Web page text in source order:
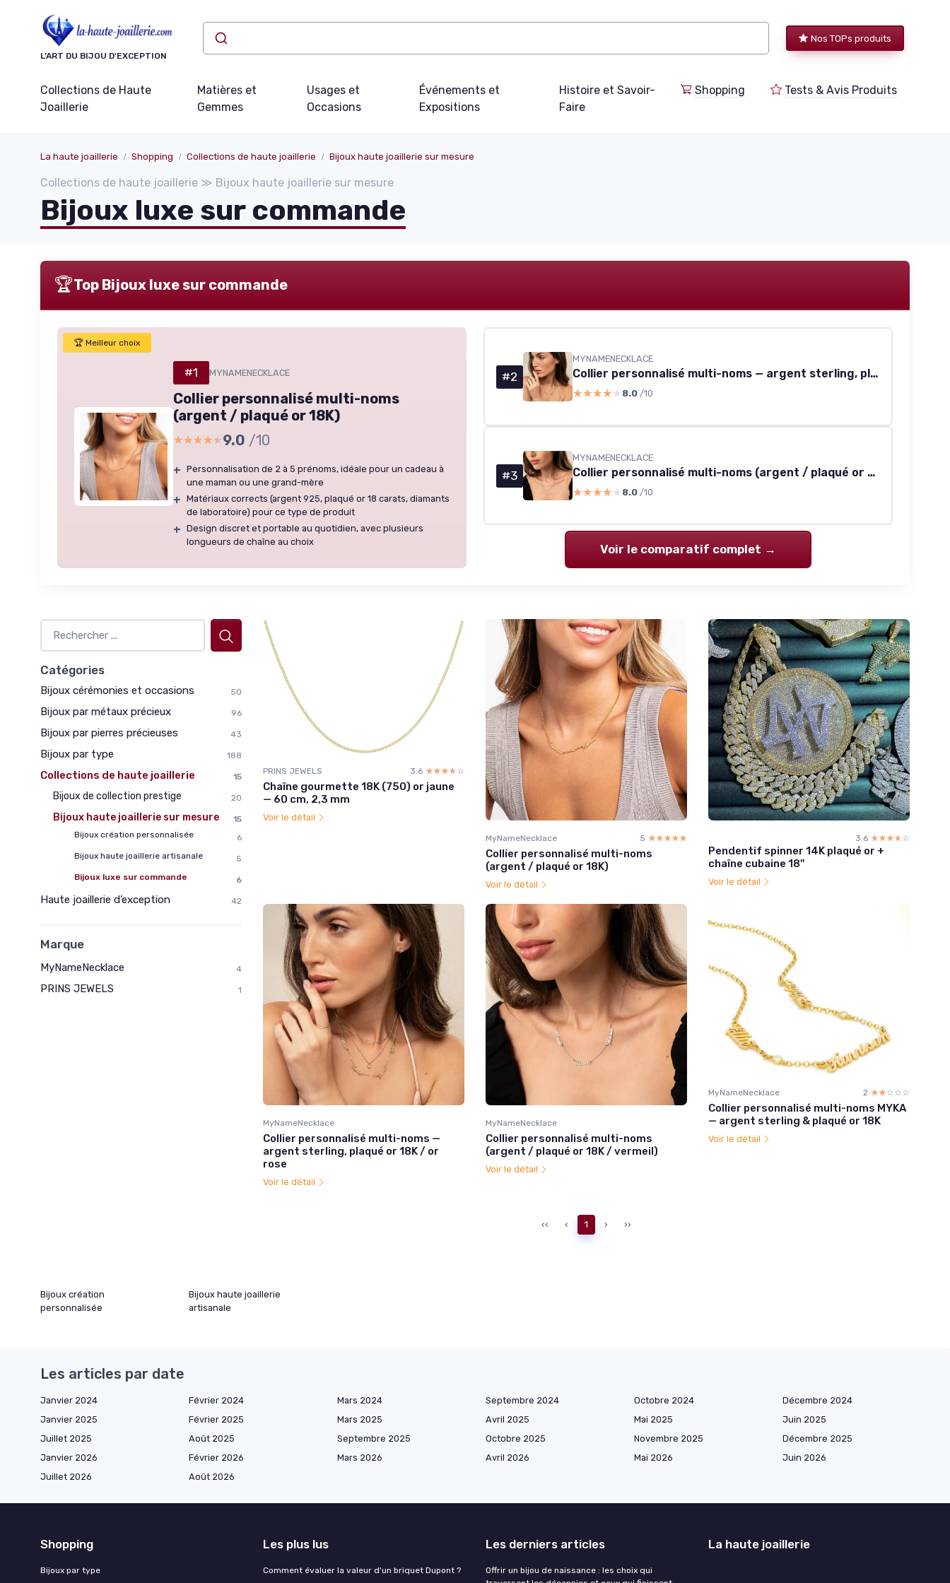
L’ART DU BIJOU D’EXCEPTION
Nos TOPs produits
Collections de Haute
Joaillerie
Matières et
Gemmes
Usages et
Occasions
Événements et
Expositions
Histoire et Savoir-
Faire
Shopping Tests & Avis Produits
La haute joaillerie Shopping Collections de haute joaillerie Bijoux haute joaillerie sur mesure
Collections de haute joaillerie ≫ Bijoux haute joaillerie sur mesure
Bijoux luxe sur commande
🏆Top Bijoux luxe sur commande
🏆 Meilleur choix
#1 MYNAMENECKLACE
Collier personnalisé multi-noms
(argent / plaqué or 18K)
★★★★★
★★★★★9.0 /10
+ Personnalisation de 2 à 5 prénoms, idéale pour un cadeau à
une maman ou une grand-mère
+ Matériaux corrects (argent 925, plaqué or 18 carats, diamants
de laboratoire) pour ce type de produit
+ Design discret et portable au quotidien, avec plusieurs
longueurs de chaîne au choix
#2
MYNAMENECKLACE
Collier personnalisé multi-noms — argent sterling, plaqué or 18K / or rose
★★★★★
★★★★★ 8.0 /10
#3
MYNAMENECKLACE
Collier personnalisé multi-noms (argent / plaqué or 18K / vermeil)
★★★★★
★★★★★ 8.0 /10
Voir le comparatif complet →
Catégories
Bijoux cérémonies et occasions 50
Bijoux par métaux précieux 96
Bijoux par pierres précieuses 43
Bijoux par type 188
Collections de haute joaillerie 15
Bijoux de collection prestige 20
Bijoux haute joaillerie sur mesure
15
Bijoux création personnalisée
6
Bijoux haute joaillerie artisanale
5
Bijoux luxe sur commande
6
Haute joaillerie d’exception 42
Marque
MyNameNecklace 4
PRINS JEWELS 1
PRINS JEWELS 3.6 ☆☆☆☆☆
★★★★★
Chaîne gourmette 18K (750) or jaune
— 60 cm, 2,3 mm
Voir le détail
MyNameNecklace 5 ☆☆☆☆☆
★★★★★
Collier personnalisé multi-noms
(argent / plaqué or 18K)
Voir le détail
3.6 ☆☆☆☆☆
★★★★★
Pendentif spinner 14K plaqué or +
chaîne cubaine 18''
Voir le détail
MyNameNecklace
Collier personnalisé multi-noms —
argent sterling, plaqué or 18K / or
rose
Voir le détail
MyNameNecklace
Collier personnalisé multi-noms
(argent / plaqué or 18K / vermeil)
Voir le détail
MyNameNecklace 2 ☆☆☆☆☆
★★★★★
Collier personnalisé multi-noms MYKA
— argent sterling & plaqué or 18K
Voir le détail
‹‹ ‹ 1 › ››
Bijoux création
personnalisée
Bijoux haute joaillerie
artisanale
Les articles par date
Janvier 2024 Février 2024 Mars 2024 Septembre 2024 Octobre 2024
Décembre 2024
Janvier 2025
Février 2025 Mars 2025 Avril 2025 Mai 2025
Juin 2025
Juillet 2025
Août 2025 Septembre 2025 Octobre 2025 Novembre 2025
Décembre 2025
Janvier 2026
Février 2026 Mars 2026 Avril 2026 Mai 2026
Juin 2026
Juillet 2026
Août 2026
Shopping
Bijoux par type
Les plus lus
Comment évaluer la valeur d'un briquet Dupont ?
Les derniers articles
Offrir un bijou de naissance : les choix qui
La haute joaillerie